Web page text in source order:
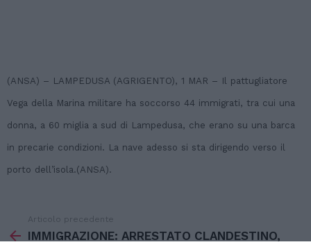
(ANSA) – LAMPEDUSA (AGRIGENTO), 1 MAR – Il pattugliatore
Vega della Marina militare ha soccorso 44 immigrati, tra cui una
donna, a 60 miglia a sud di Lampedusa, che erano su una barca
in precarie condizioni. La nave adesso si sta dirigendo verso il
porto dell’isola.(ANSA).
di
Articolo precedente
IMMIGRAZIONE: ARRESTATO CLANDESTINO,